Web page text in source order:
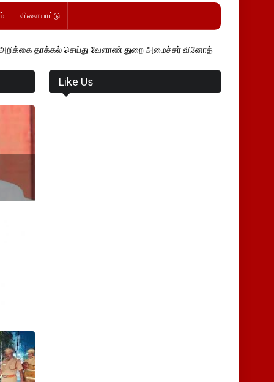
விளையாட்டு
வேளாண் துறை அமைச்சர் வினோத் வாசித்து வருகிறார். �.
Like Us